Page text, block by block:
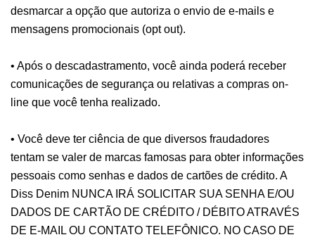
desmarcar a opção que autoriza o envio de e-mails e
mensagens promocionais (opt out).
• Após o descadastramento, você ainda poderá receber
comunicações de segurança ou relativas a compras on-
line que você tenha realizado.
• Você deve ter ciência de que diversos fraudadores
tentam se valer de marcas famosas para obter informações
pessoais como senhas e dados de cartões de crédito. A
Diss Denim NUNCA IRÁ SOLICITAR SUA SENHA E/OU
DADOS DE CARTÃO DE CRÉDITO / DÉBITO ATRAVÉS
DE E-MAIL OU CONTATO TELEFÔNICO. NO CASO DE